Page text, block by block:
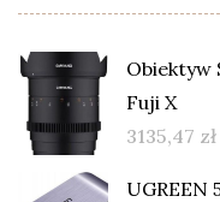
Obiektyw
Fuji X
3135,47 zł
UGREEN